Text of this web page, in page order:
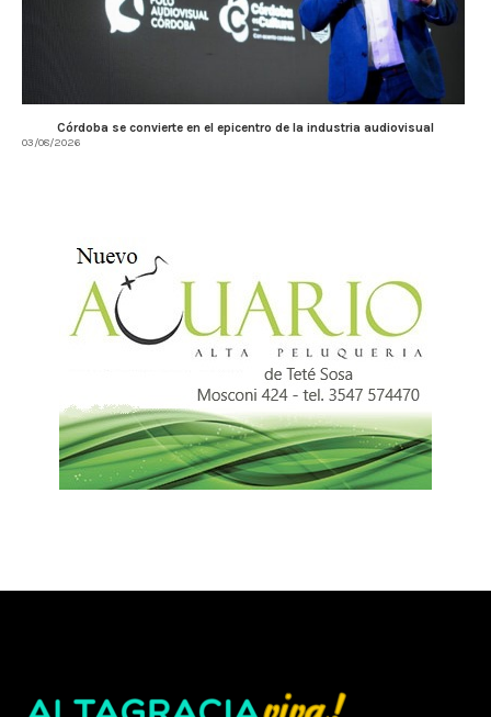
Córdoba se convierte en el epicentro de la industria audiovisual
03/08/2026